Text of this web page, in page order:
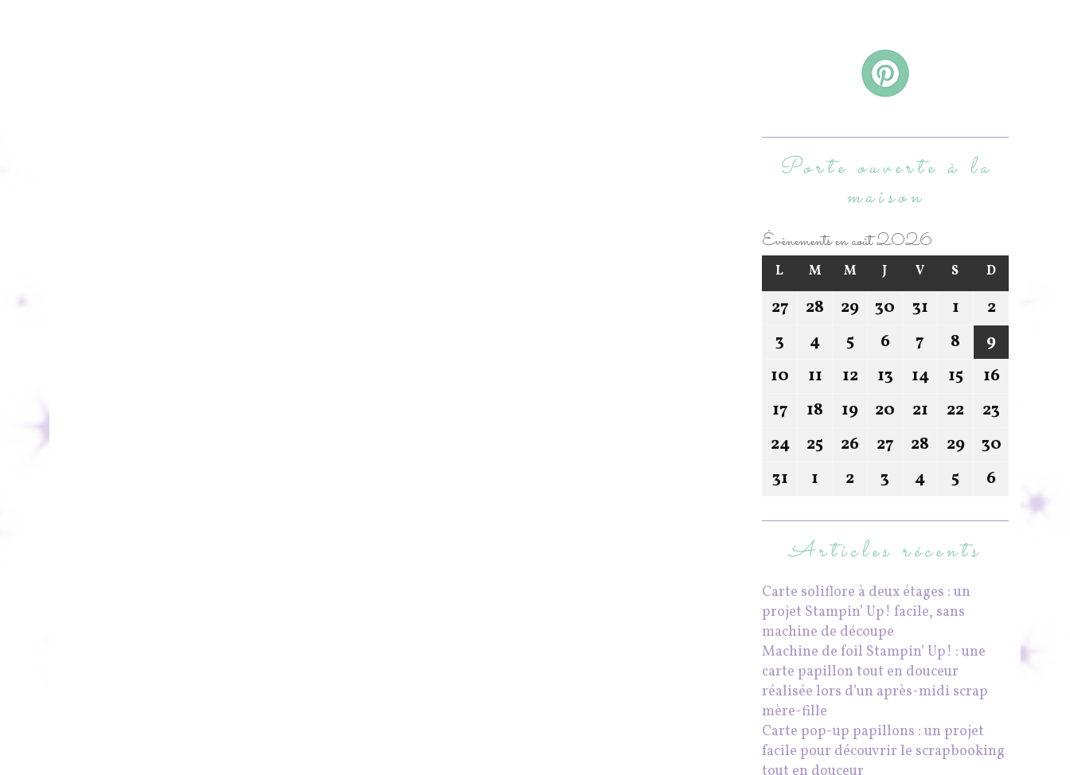
Porte ouverte à la
maison
Évènements en août 2026
L M M J V S D
27 28 29 30 31 1
2
3
4 5 6 7 8
9
10
11 12 13 14 15
16
17
18 19 20 21 22
23
24
25 26 27 28 29
30
31
1 2 3 4 5 6
Articles récents
Carte soliflore à deux étages : un
projet Stampin’ Up! facile, sans
machine de découpe
Machine de foil Stampin’ Up! : une
carte papillon tout en douceur
réalisée lors d’un après-midi scrap
mère-fille
Carte pop-up papillons : un projet
facile pour découvrir le scrapbooking